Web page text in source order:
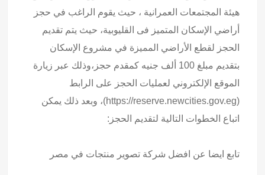
هيئة المجتمعات العمرانية ، حيث يقوم الراغب في حجز
أراضي الإسكان المتميز فى القليوبية، حيث يتم تقديم
الحجز لقطع الأراضي المميزة في مشروع الإسكان
بتقديم مبلغ 100 ألف جنيه كمقدم حجز،وذلك عبر زيارة
الموقع الإلكتروني لعمليات الحجز على الرابط
(https://reserve.newcities.gov.eg)، وبعد ذلك يمكن
اتباع الخطوات التالية لتقديم الحجز:
تابع ايضا عن افضل شركة تصوير منتجات في مصر